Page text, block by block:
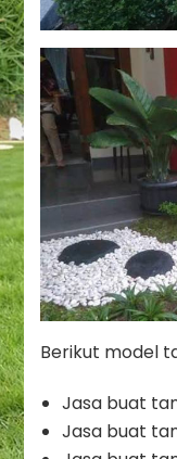
Berikut model
Jasa buat
Jasa buat